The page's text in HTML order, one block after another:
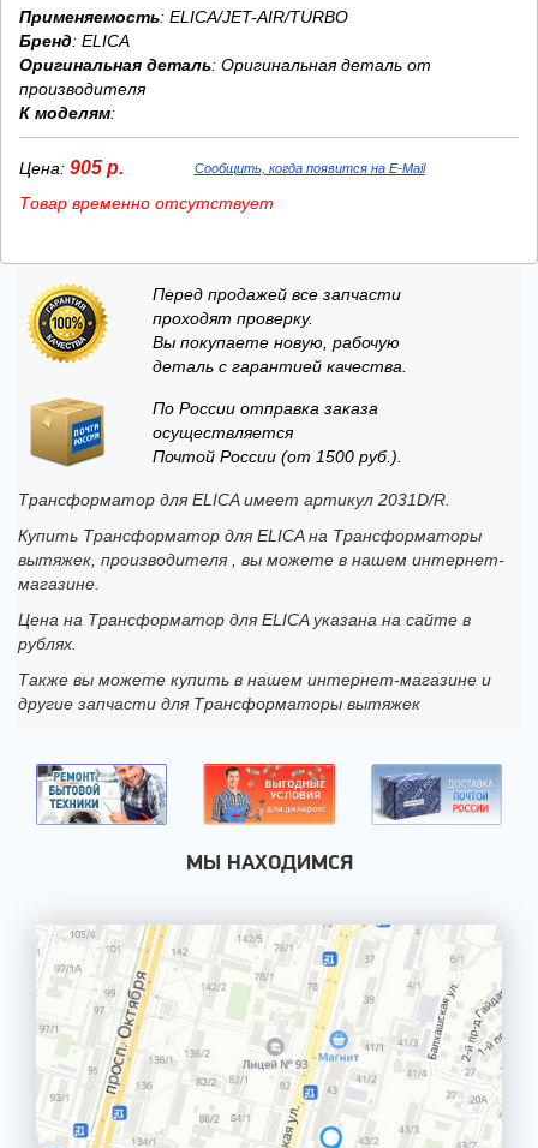
Применяемость: ELICA/JET-AIR/TURBO
Бренд: ELICA
Оригинальная деталь: Оригинальная деталь от
производителя
К моделям:
Цена: 905 р. Сообщить, когда появится на E-Mail
Товар временно отсутствует
Перед продажей все запчасти
проходят проверку.
Вы покупаете новую, рабочую
деталь с гарантией качества.
По России отправка заказа
осуществляется
Почтой России (от 1500 руб.).
Трансформатор для ELICA имеет артикул 2031D/R.
Купить Трансформатор для ELICA на Трансформаторы
вытяжек, производителя , вы можете в нашем интернет-
магазине.
Цена на Трансформатор для ELICA указана на сайте в
рублях.
Также вы можете купить в нашем интернет-магазине и
другие запчасти для Трансформаторы вытяжек
МЫ НАХОДИМСЯ